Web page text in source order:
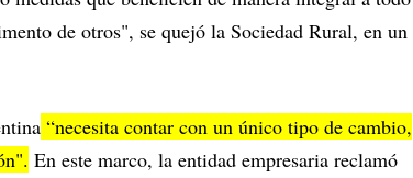
de otros", se quejó la Sociedad Rural, en un
“necesita contar con un único tipo de cambio,
En este marco, la entidad empresaria reclamó